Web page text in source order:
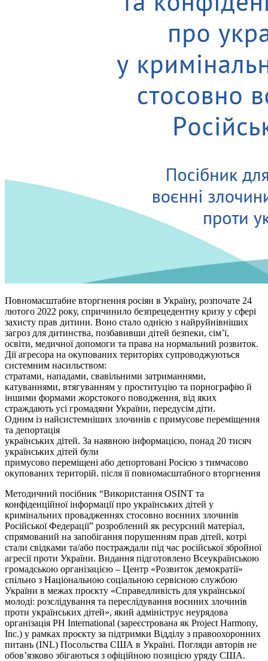
Повномасштабне вторгнення росіян в Україну, розпочате 24
лютого 2022 року, спричинило безпрецедентну кризу у сфері
захисту прав дитини. Воно стало однією з найруйнівніших
загроз для дитинства, позбавивши дітей безпеки, сім’ї,
освіти, медичної допомоги та права на нормальний розвиток.
Дії агресора на окупованих територіях супроводжуються
системним насильством:
стратами, нападами, свавільними затриманнями,
катуваннями, втягуванням у проституцію та порнографію й
іншими формами жорстокого поводження, від яких
страждають усі громадяни України, передусім діти.
Одним із найсистемніших злочинів є примусове переміщення
та депортація
українських дітей. За наявною інформацією, понад 20 тисяч
українських дітей були
примусово переміщені або депортовані Росією з тимчасово
окупованих територій. після її повномасштабного вторгнення
Методичний посібник “Використання OSINT та
конфіденційної інформації про українських дітей у
кримінальних провадженнях стосовно воєнних злочинів
Російської Федерації” розроблений як ресурсний матеріал,
спрямований на запобігання порушенням прав дітей, котрі
стали свідками та/або постраждали під час російської збройної
агресії проти України. Видання підготовлено Всеукраїнською
громадською організацією – Центр «Розвиток демократії»
спільно з Національною соціальною сервісною службою
України в межах проєкту «Справедливість для української
молоді: розслідування та переслідування воєнних злочинів
проти українських дітей», який адмініструє неурядова
організація PH International (зареєстрована як Project Harmony,
Inc.) у рамках проєкту за підтримки Відділу з правоохоронних
питань (INL) Посольства США в Україні. Погляди авторів не
обов’язково збігаються з офіційною позицією уряду США.